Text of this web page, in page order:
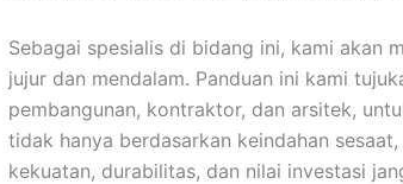
Sebagai spesialis di bidang ini, kami akan
jujur dan mendalam. Panduan ini kami
pembangunan, kontraktor, dan arsitek,
tidak hanya berdasarkan keindahan
kekuatan, durabilitas, dan nilai investasi